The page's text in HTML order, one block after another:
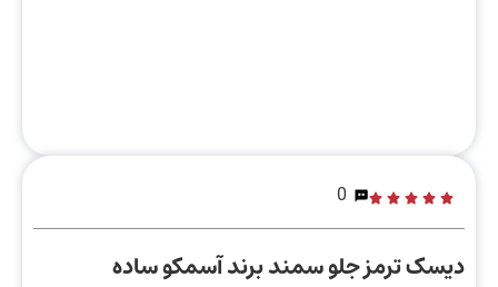
0
دیسک ترمز جلو سمند برند آسمکو ساده